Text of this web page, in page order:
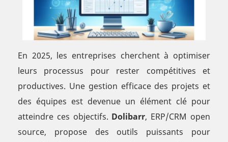
En 2025, les entreprises cherchent à optimiser
leurs processus pour rester compétitives et
productives. Une gestion efficace des projets et
des équipes est devenue un élément clé pour
atteindre ces objectifs. Dolibarr, ERP/CRM open
source, propose des outils puissants pour